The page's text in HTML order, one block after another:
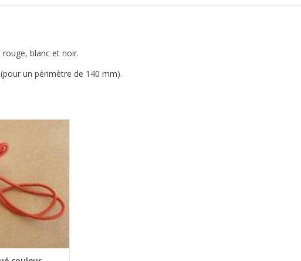
blanc et noir.
un périmètre de 140 mm).
veuillez
souhaitée.
AU PANIER